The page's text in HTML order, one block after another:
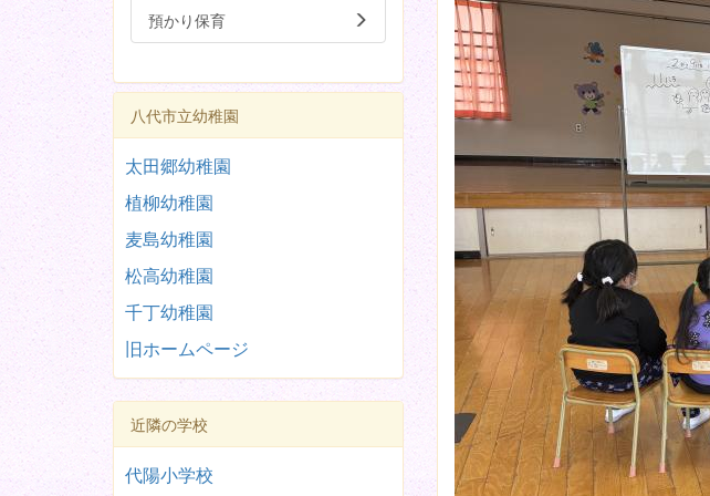
預かり保育
八代市立幼稚園
太田郷幼稚園
植柳幼稚園
麦島幼稚園
松高幼稚園
千丁幼稚園
旧ホームページ
近隣の学校
代陽小学校